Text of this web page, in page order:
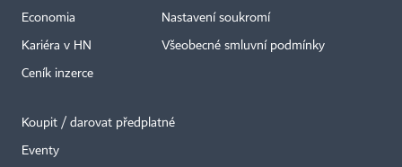
Economia
Kariéra v HN
Ceník inzerce
Nastavení soukromí
Všeobecné smluvní podmínky
Koupit / darovat předplatné
Eventy